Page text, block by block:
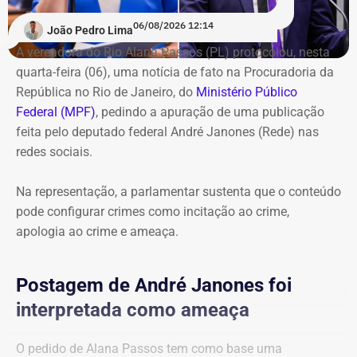
eleição“.
equipamentos. A receita estimada, de acordo com o
Executivo municipal, iria para organizações criminosas e
chegaria a R$ 975 mil mensais.
A operação começou por volta das 8h30 e reuniu agentes
da Secretaria Municipal de Ordem Pública (Seop),
Instituto Municipal de Vigilância Sanitária (IVISA-Rio),
Guarda Municipal, Comlurb, CET-Rio, Defesa Civil,
da Secretaria de Estado de Segurança Pública, Polícia
Militar, Light e Águas do Rio.
João Pedro Lima06/08/2026 12:14
A vereadora do Rio Alana Passos (PL) protocolou, nesta
quarta-feira (06), uma notícia de fato na Procuradoria da
República no Rio de Janeiro, do Ministério Público
Federal (MPF), pedindo a apuração de uma publicação
feita pelo deputado federal André Janones (Rede) nas
redes sociais.
Na representação, a parlamentar sustenta que o conteúdo
pode configurar crimes como incitação ao crime,
apologia ao crime e ameaça.
Postagem de André Janones foi
interpretada como ameaça
O pedido de Alana Passos tem como base uma